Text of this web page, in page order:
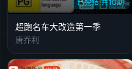
已完结 共10期
超跑名车大改造第一季
唐乔利